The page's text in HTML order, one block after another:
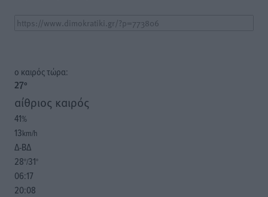
o καιρός τώρα:
27°
αίθριος καιρός
41%
13km/h
Δ-ΒΔ
28°/31°
06:17
20:08